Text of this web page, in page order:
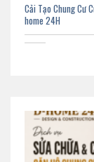
Cải Tạo Chung Cư
home 24H